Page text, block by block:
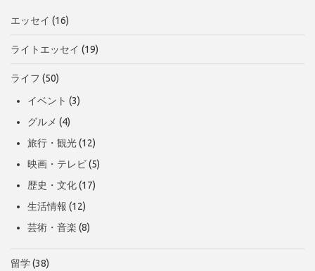
エッセイ (16)
ライトエッセイ (19)
ライフ (50)
イベント (3)
グルメ (4)
旅行・観光(12)
映画・テレビ(5)
歴史・文化(17)
生活情報 (12)
芸術・音楽 (8)
留学(38)